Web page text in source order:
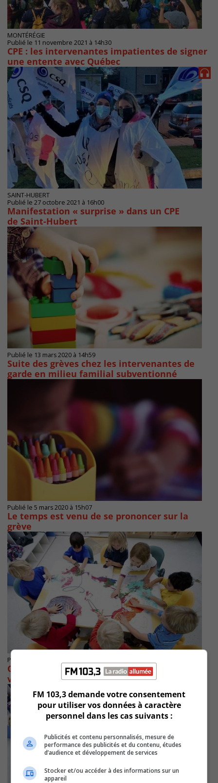
MONTÉRÉGIE
Publié le 11 novembre 2021 à 14h30
CPE : les intervenantes impatientes de signer
une entente avec Québec
SAINT-HUBERT
Publié le 27 octobre 2021 à 16h00
Manifestation « surprise » dans un CPE
de Saint-Hubert
Publié le 13 mars 2020 à 14h59
Suite des grèves chez les intervenantes de
garde en milieu familial subventionné
Publié le 5 mars 2020 à 15h07
Le temps est venu de se prononcer sur la
grève
Publié le 15 janvier 2020 à 18h35
Grève dans les garderies en milieu familial :
vote en faveur à 96,3 %
FM 103,3 demande votre consentement
pour utiliser vos données à caractère
personnel dans les cas suivants :
Publicités et contenu personnalisés, mesure de
performance des publicités et du contenu, études
d’audience et développement de services
Stocker et/ou accéder à des informations sur un
appareil